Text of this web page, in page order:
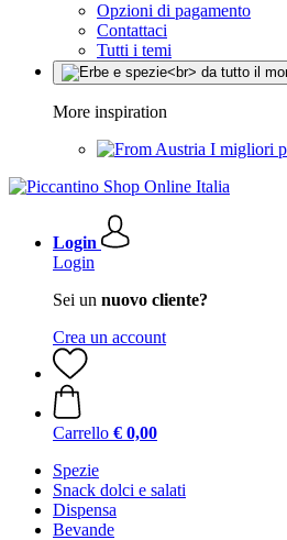
Opzioni di pagamento
Contattaci
Tutti i temi
More inspiration
I migliori
Login
Login
Sei un nuovo cliente?
Crea un account
Carrello € 0,00
Spezie
Snack dolci e salati
Dispensa
Bevande